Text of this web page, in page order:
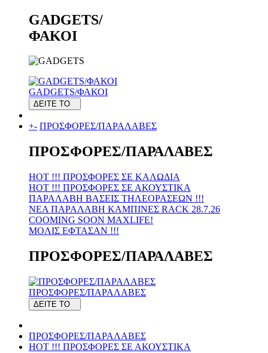
GADGETS/
ΦΑΚΟΙ
GADGETS/ΦΑΚΟΙ
ΔΕΙΤΕ ΤΟ
+- ΠΡΟΣΦΟΡΕΣ/ΠΑΡΑΛΑΒΕΣ
ΠΡΟΣΦΟΡΕΣ/ΠΑΡΑΛΑΒΕΣ
HOT !!! ΠΡΟΣΦΟΡΕΣ ΣΕ KAΛΩΔΙΑ
HOT !!! ΠΡΟΣΦΟΡΕΣ ΣΕ ΑΚΟΥΣΤΙΚΑ
ΠΑΡΑΛΑΒΗ ΒΑΣΕΙΣ ΤΗΛΕΟΡΑΣΕΩΝ !!!
ΝΕΑ ΠΑΡΑΛΑΒΗ KAMΠΙΝΕΣ RACK 28.7.26
COOMING SOON MAXLIFE!
MOΛΙΣ ΕΦΤΑΣΑΝ !!!
ΠΡΟΣΦΟΡΕΣ/ΠΑΡΑΛΑΒΕΣ
ΠΡΟΣΦΟΡΕΣ/ΠΑΡΑΛΑΒΕΣ
ΔΕΙΤΕ ΤΟ
ΠΡΟΣΦΟΡΕΣ/ΠΑΡΑΛΑΒΕΣ
HOT !!! ΠΡΟΣΦΟΡΕΣ ΣΕ ΑΚΟΥΣΤΙΚΑ